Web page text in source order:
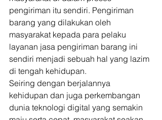
pengiriman itu sendiri. Pengiriman
barang yang dilakukan oleh
masyarakat kepada para pelaku
layanan jasa pengiriman barang ini
sendiri menjadi sebuah hal yang lazim
di tengah kehidupan.
Seiring dengan berjalannya
kehidupan dan juga perkembangan
dunia teknologi digital yang semakin